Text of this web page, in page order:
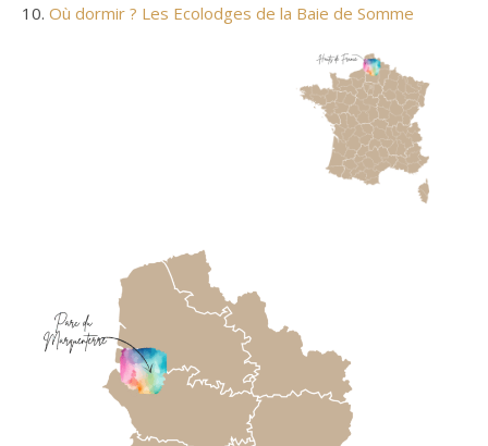
Où dormir ? Les Ecolodges de la Baie de Somme